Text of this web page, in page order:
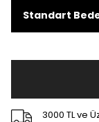
Standart
3000 TL ve